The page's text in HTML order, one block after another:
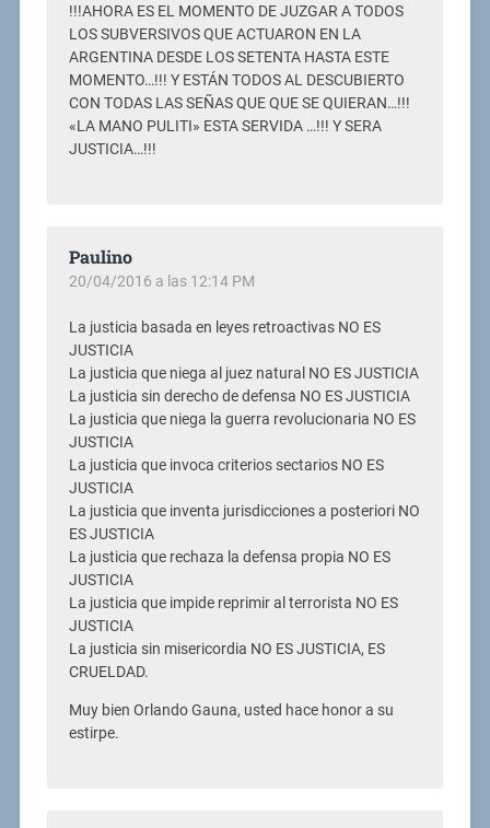
!!!AHORA ES EL MOMENTO DE JUZGAR A TODOS
LOS SUBVERSIVOS QUE ACTUARON EN LA
ARGENTINA DESDE LOS SETENTA HASTA ESTE
MOMENTO…!!! Y ESTÁN TODOS AL DESCUBIERTO
CON TODAS LAS SEÑAS QUE QUE SE QUIERAN…!!!
«LA MANO PULITI» ESTA SERVIDA …!!! Y SERA
JUSTICIA…!!!
Paulino
20/04/2016 a las 12:14 PM
La justicia basada en leyes retroactivas NO ES
JUSTICIA
La justicia que niega al juez natural NO ES JUSTICIA
La justicia sin derecho de defensa NO ES JUSTICIA
La justicia que niega la guerra revolucionaria NO ES
JUSTICIA
La justicia que invoca criterios sectarios NO ES
JUSTICIA
La justicia que inventa jurisdicciones a posteriori NO
ES JUSTICIA
La justicia que rechaza la defensa propia NO ES
JUSTICIA
La justicia que impide reprimir al terrorista NO ES
JUSTICIA
La justicia sin misericordia NO ES JUSTICIA, ES
CRUELDAD.
Muy bien Orlando Gauna, usted hace honor a su
estirpe.